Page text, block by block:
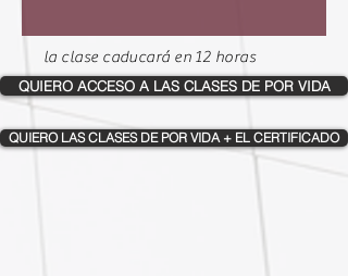
la clase caducará en 12 horas
QUIERO ACCESO A LAS CLASES DE POR VIDA
QUIERO LAS CLASES DE POR VIDA + EL CERTIFICADO